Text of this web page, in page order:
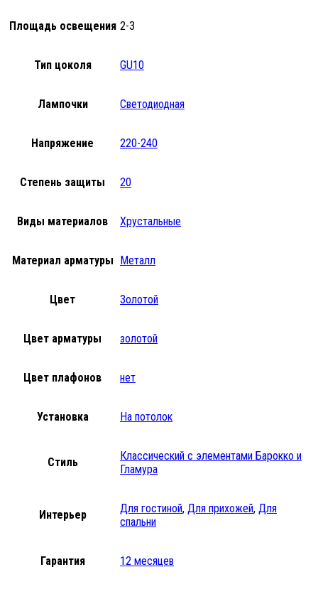
Площадь освещения 2-3
Тип цоколя GU10
Лампочки Светодиодная
Напряжение 220-240
Степень защиты 20
Виды материалов Хрустальные
Материал арматуры Металл
Цвет Золотой
Цвет арматуры золотой
Цвет плафонов нет
Установка На потолок
Стиль
Классический с элементами Барокко и
Гламурa
Интерьер Для гостиной, Для прихожей, Для
спальни
Гарантия 12 месяцев